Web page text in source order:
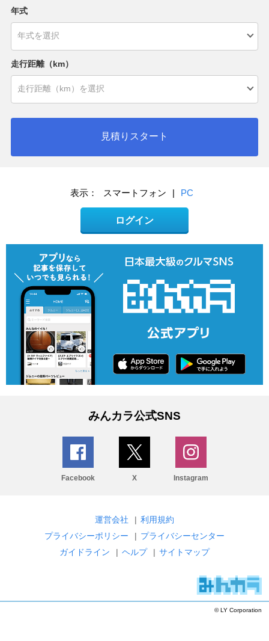
年式
走行距離（km）
見積りスタート
表示： スマートフォン | PC
ログイン
みんカラ公式SNS
Facebook X Instagram
運営会社 | 利用規約
プライバシーポリシー
| プライバシーセンター
ガイドライン
| ヘルプ | サイトマップ
© LY Corporation